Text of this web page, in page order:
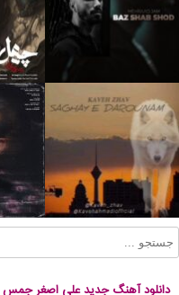
دانلود آهنگ جدید علی اصغر جمس